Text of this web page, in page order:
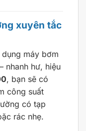
xuyên tắc
máy bơm
nhanh hư, hiệu
, bạn sẽ có
công suất
có tạp
rác nhẹ.